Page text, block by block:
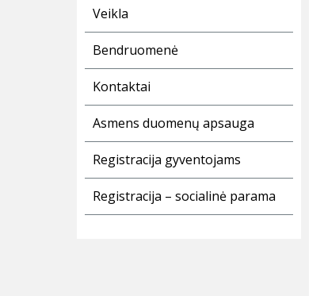
Veikla
Bendruomenė
Kontaktai
Asmens duomenų apsauga
Registracija gyventojams
Registracija – socialinė parama